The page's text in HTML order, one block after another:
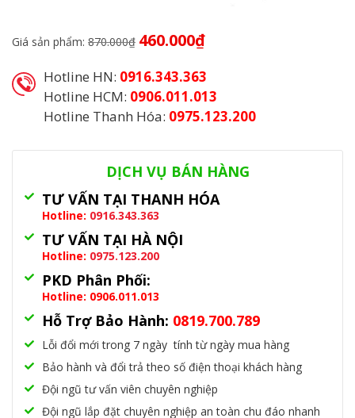
Giá sản phẩm: 870.000₫ Giá
gốc
870.000₫.
460.000₫Giá
là:
460.000₫.
Hotline HN: 0916.343.363
Hotline HCM: 0906.011.013
Hotline Thanh Hóa: 0975.123.200
Danh mục:Thiết Bị Chống Sét
DỊCH VỤ BÁN HÀNG
TƯ VẤN TẠI THANH HÓA
Hotline: 0916.343.363
TƯ VẤN TẠI HÀ NỘI
Hotline: 0975.123.200
PKD Phân Phối:
Hotline: 0906.011.013
Hỗ Trợ Bảo Hành: 0819.700.789
Lỗi đổi mới trong 7 ngày tính từ ngày mua hàng
Bảo hành và đổi trả theo số điện thoại khách hàng
Đội ngũ tư vấn viên chuyên nghiệp
Đội ngũ lắp đặt chuyên nghiệp an toàn chu đáo nhanh